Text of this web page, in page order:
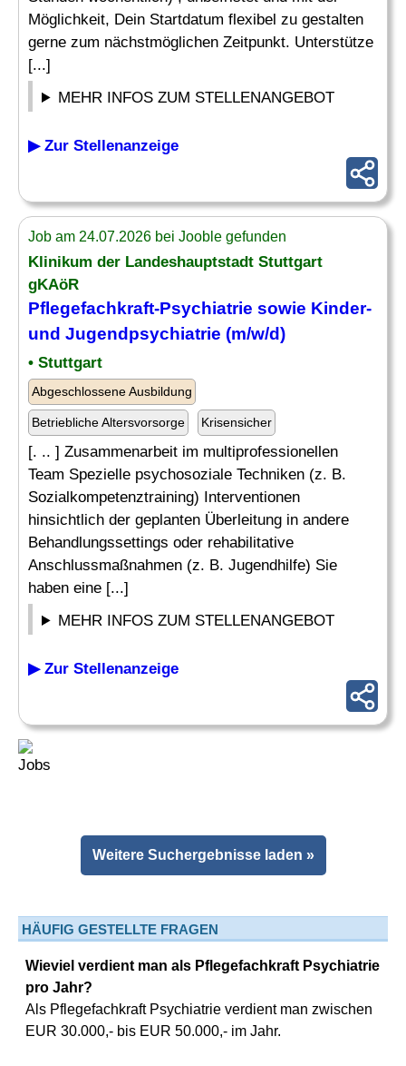
Möglichkeit, Dein Startdatum flexibel zu gestalten
gerne zum nächstmöglichen Zeitpunkt. Unterstütze
[...]
MEHR INFOS ZUM STELLENANGEBOT
▶ Zur Stellenanzeige
Job am 24.07.2026 bei Jooble gefunden
Klinikum der Landeshauptstadt Stuttgart
gKAöR
Pflegefachkraft-Psychiatrie sowie Kinder-
und Jugendpsychiatrie (m/w/d)
• Stuttgart
Abgeschlossene Ausbildung
Betriebliche Altersvorsorge Krisensicher
[. .. ] Zusammenarbeit im multiprofessionellen
Team Spezielle psychosoziale Techniken (z. B.
Sozialkompetenztraining) Interventionen
hinsichtlich der geplanten Überleitung in andere
Behandlungssettings oder rehabilitative
Anschlussmaßnahmen (z. B. Jugendhilfe) Sie
haben eine [...]
MEHR INFOS ZUM STELLENANGEBOT
▶ Zur Stellenanzeige
Weitere Suchergebnisse laden »
HÄUFIG GESTELLTE FRAGEN
Wieviel verdient man als Pflegefachkraft Psychiatrie
pro Jahr?
Als Pflegefachkraft Psychiatrie verdient man zwischen
EUR 30.000,- bis EUR 50.000,- im Jahr.